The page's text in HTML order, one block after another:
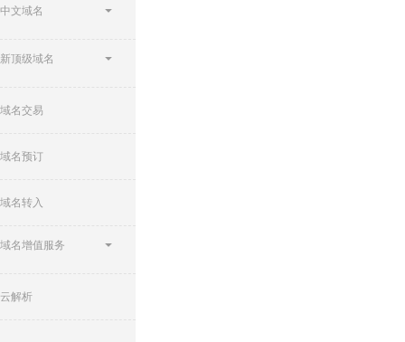
中文域名
新顶级域名
域名交易
域名预订
域名转入
域名增值服务
云解析